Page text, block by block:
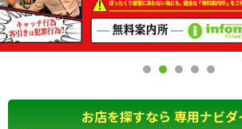
お店を探すなら 専用ナビ